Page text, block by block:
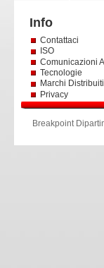
Info
Contattaci
ISO
Comunicazioni
Tecnologie
Marchi Distribuiti
Privacy
Breakpoint